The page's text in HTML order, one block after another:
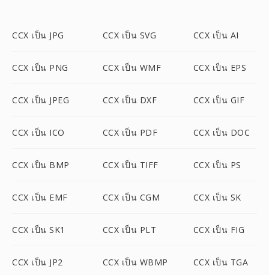
CCX เป็น JPG CCX เป็น SVG CCX เป็น AI
CCX เป็น PNG CCX เป็น WMF CCX เป็น EPS
CCX เป็น JPEG CCX เป็น DXF CCX เป็น GIF
CCX เป็น ICO CCX เป็น PDF CCX เป็น DOC
CCX เป็น BMP CCX เป็น TIFF CCX เป็น PS
CCX เป็น EMF CCX เป็น CGM CCX เป็น SK
CCX เป็น SK1 CCX เป็น PLT CCX เป็น FIG
CCX เป็น JP2 CCX เป็น WBMP CCX เป็น TGA